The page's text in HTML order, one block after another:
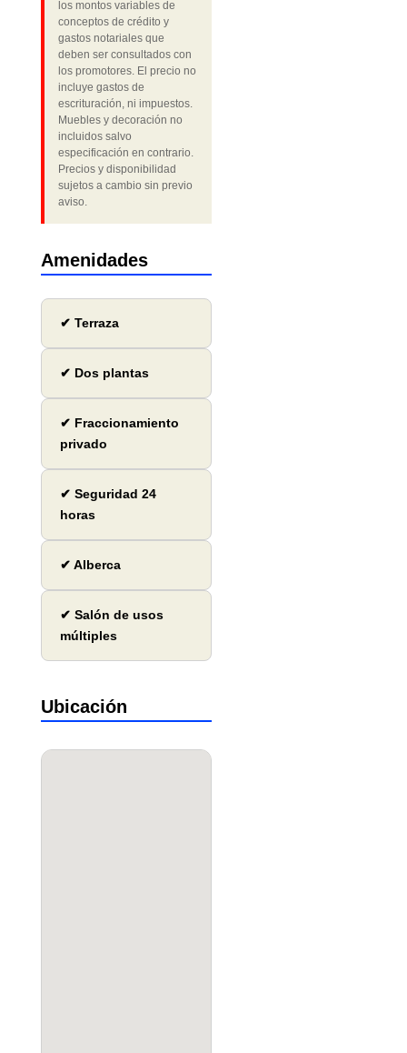
los montos variables de
conceptos de crédito y
gastos notariales que
deben ser consultados con
los promotores. El precio no
incluye gastos de
escrituración, ni impuestos.
Muebles y decoración no
incluidos salvo
especificación en contrario.
Precios y disponibilidad
sujetos a cambio sin previo
aviso.
Amenidades
✔ Terraza
✔ Dos plantas
✔ Fraccionamiento
privado
✔ Seguridad 24
horas
✔ Alberca
✔ Salón de usos
múltiples
Ubicación